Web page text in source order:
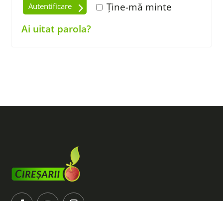
Ține-mă minte
Autentificare
Ai uitat parola?